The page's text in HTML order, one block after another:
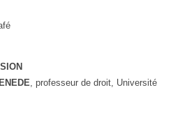
, professeur de droit, Université